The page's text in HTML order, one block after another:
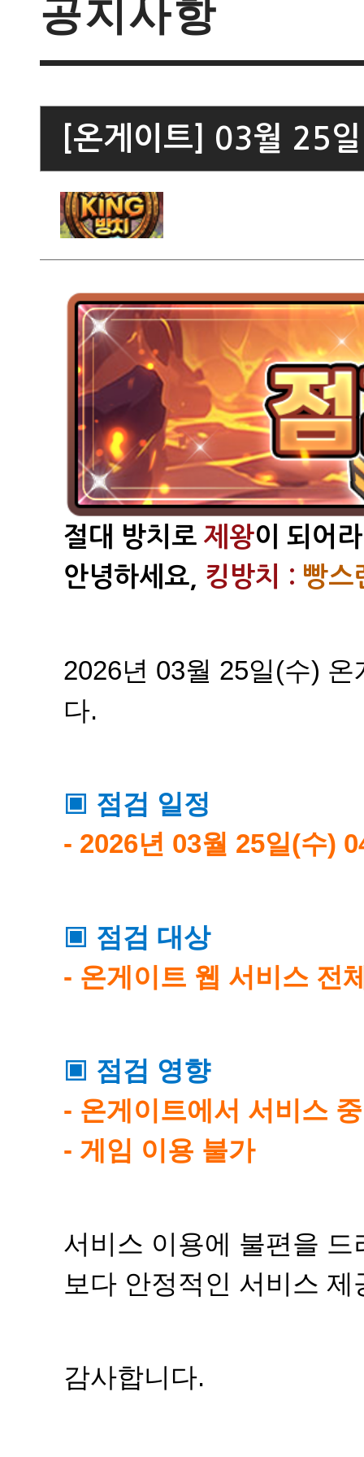
공지사항
[온게이트] 03월 25
절대 방치로 제왕이 되어
안녕하세요, 킹방치 : 빵스
2026년 03월 25일(수)
다.
▣ 점검 일정
- 2026년 03월 25일(수)
▣ 점검 대상
- 온게이트 웹 서비스 전
▣ 점검 영향
- 온게이트에서 서비스
- 게임 이용 불가
서비스 이용에 불편을 드
보다 안정적인 서비스
감사합니다.